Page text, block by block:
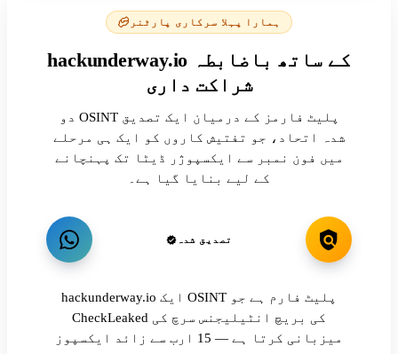
ہمارا پہلا سرکاری پارٹنر
hackunderway.io کے ساتھ باضابطہ
شراکت داری
دو OSINT پلیٹ فارمز کے درمیان ایک تصدیق
شدہ اتحاد، جو تفتیش کاروں کو ایک ہی مرحلے
میں فون نمبر سے ایکسپوژر ڈیٹا تک پہنچانے
کے لیے بنایا گیا ہے۔
تصدیق شدہ
hackunderway.io ایک OSINT پلیٹ فارم ہے جو
CheckLeaked کی بریچ انٹیلیجنس سرچ کی
میزبانی کرتا ہے — 15 ارب سے زائد ایکسپوز